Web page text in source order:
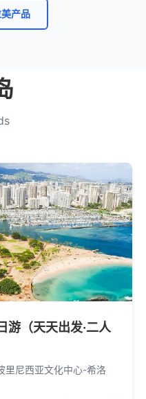
产品
游（天天出发·二人
里尼西亚文化中心-希洛